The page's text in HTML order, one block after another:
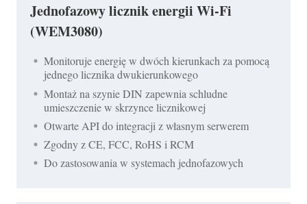
Jednofazowy licznik energii Wi-Fi
(WEM3080)
Monitoruje energię w dwóch kierunkach za pomocą
jednego licznika dwukierunkowego
Montaż na szynie DIN zapewnia schludne
umieszczenie w skrzynce licznikowej
Otwarte API do integracji z własnym serwerem
Zgodny z CE, FCC, RoHS i RCM
Do zastosowania w systemach jednofazowych